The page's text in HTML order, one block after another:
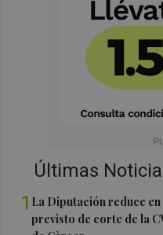
Últimas
1 La Diputación reduce en
previsto de corte de la